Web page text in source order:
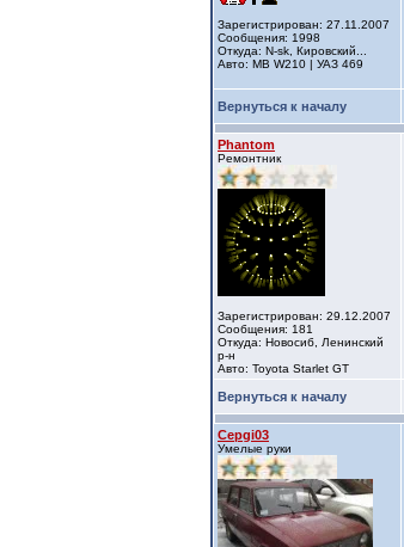
Зарегистрирован: 27.11.2007
Сообщения: 1998
Откуда: N-sk, Кировский...
Авто: MB W210 | УАЗ 469
Вернуться к началу
Phantom
Ремонтник
Зарегистрирован: 29.12.2007
Сообщения: 181
Откуда: Новосиб, Ленинский
р-н
Авто: Toyota Starlet GT
Вернуться к началу
Cepgi03
Умелые руки